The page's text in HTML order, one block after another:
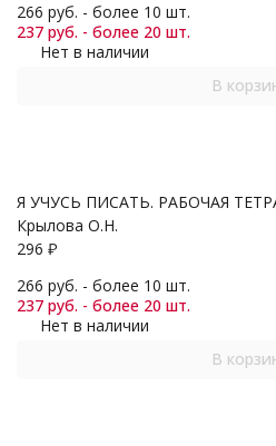
266 руб. - более 10 шт.
237 руб. - более 20 шт.
Нет в наличии
В
Я УЧУСЬ ПИСАТЬ. РАБОЧАЯ
Крылова О.Н.
296 ₽
266 руб. - более 10 шт.
237 руб. - более 20 шт.
Нет в наличии
В